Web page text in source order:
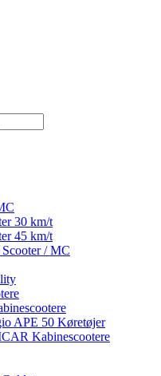
30 km/t
45 km/t
/ MC
APE 50 Køretøjer
Kabinescootere